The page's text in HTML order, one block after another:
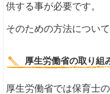
供する事が必要です。
そのための方法につい
厚生労働省の取り組
厚生労働省では保育士